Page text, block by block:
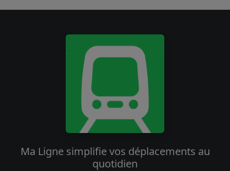
Ma Ligne simplifie vos déplacements au
quotidien